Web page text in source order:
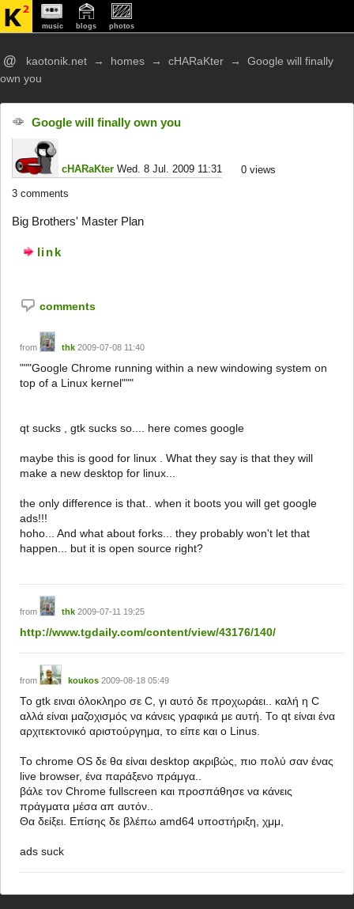
music blogs photos
@ kaotonik.net → homes → cHARaKter →
Google will finally
own you
Google will finally own you
cHARaKterWed. 8 Jul. 2009 11:31 0views
3 comments
Big Brothers' Master Plan
link
comments
from thk2009-07-08 11:40
"""Google Chrome running within a new windowing system on
top of a Linux kernel"""
qt sucks , gtk sucks so.... here comes google
maybe this is good for linux . What they say is that they will
make a new desktop for linux...
the only difference is that.. when it boots you will get google
ads!!!
hoho... And what about forks... they probably won't let that
happen... but it is open source right?
from thk2009-07-11 19:25
http://www.tgdaily.com/content/view/43176/140/
from koukos 2009-08-18 05:49
Το gtk ειναι όλοκληρο σε C, γι αυτό δε προχωράει.. καλή η C
αλλά είναι μαζοχισμός να κάνεις γραφικά με αυτή. Το qt είναι ένα
αρχιτεκτονικό αριστούργημα, το είπε και ο Linus.
Το chrome OS δε θα είναι desktop ακριβώς, πιο πολύ σαν ένας
live browser, ένα παράξενο πράμγα..
βάλε τον Chrome fullscreen και προσπάθησε να κάνεις
πράγματα μέσα απ αυτόν..
Θα δείξει. Επίσης δε βλέπω amd64 υποστήριξη, χμμ,
ads suck